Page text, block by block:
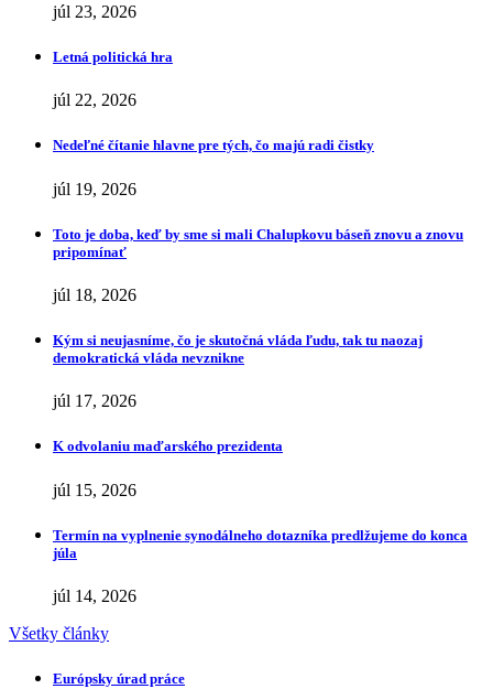
júl 23, 2026
Letná politická hra
júl 22, 2026
Nedeľné čítanie hlavne pre tých, čo majú radi čistky
júl 19, 2026
Toto je doba, keď by sme si mali Chalupkovu báseň znovu a znovu
pripomínať
júl 18, 2026
Kým si neujasníme, čo je skutočná vláda ľudu, tak tu naozaj
demokratická vláda nevznikne
júl 17, 2026
K odvolaniu maďarského prezidenta
júl 15, 2026
Termín na vyplnenie synodálneho dotazníka predlžujeme do konca
júla
júl 14, 2026
Všetky články
Európsky úrad práce